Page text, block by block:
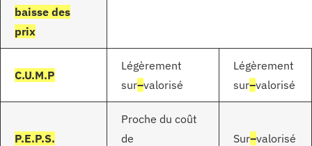
baisse des
prix
C.U.M.P
Légèrement
sur–valorisé
Légèrement
sur–valorisé
P.E.P.S.
Proche du coût
de
Sur–valorisé